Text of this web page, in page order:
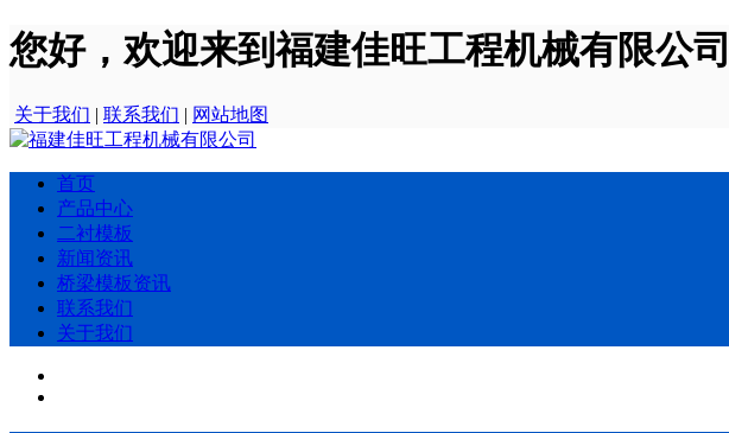
您好，欢迎来到福建佳旺工程机械有限公司
关于我们 | 联系我们 | 网站地图
首页
产品中心
二衬模板
新闻资讯
桥梁模板资讯
联系我们
关于我们